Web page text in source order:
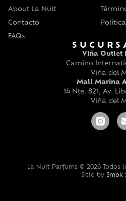
About La Nuit
Contacto
FAQs
Viña Outlet
Camino
Viña del
Mall Marina
14 Nte. 821, Av.
Viña del
La Nuit Parfums © 2026 Todos
Sitio by Smok